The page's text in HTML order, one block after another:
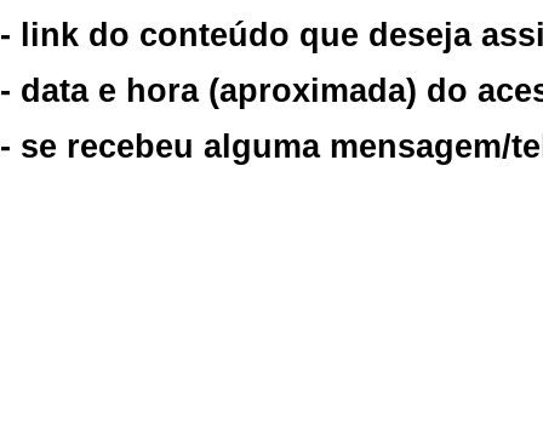
- link do conteúdo que deseja
- data e hora (aproximada) do
- se recebeu alguma mensagem/